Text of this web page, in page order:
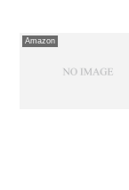
Amazon